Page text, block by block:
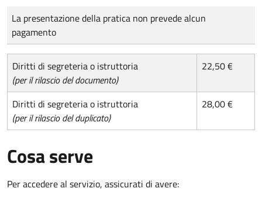
Tipo di pagamento
Importo
La presentazione della pratica non prevede alcun
pagamento
Diritti di segreteria o istruttoria
(per il rilascio del documento)
22,50 €
Diritti di segreteria o istruttoria
(per il rilascio del duplicato)
28,00 €
Cosa serve
Per accedere al servizio, assicurati di avere: